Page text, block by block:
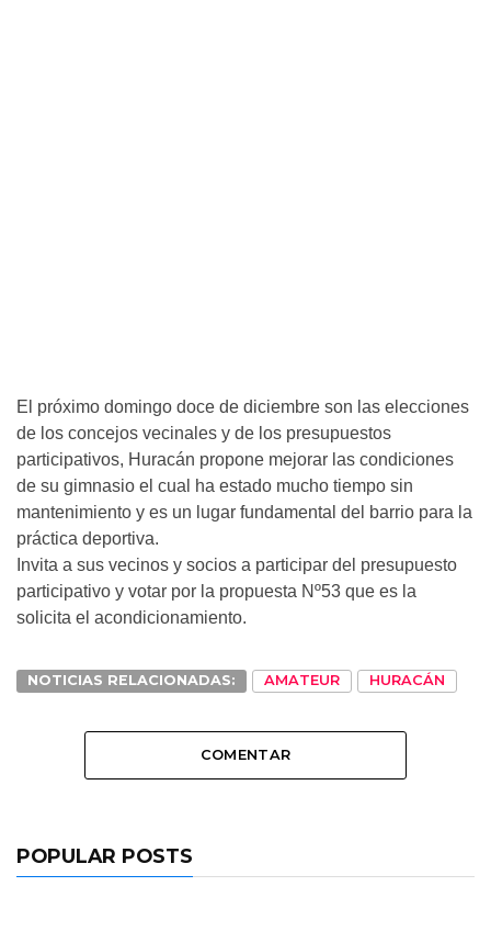
El próximo domingo doce de diciembre son las elecciones
de los concejos vecinales y de los presupuestos
participativos, Huracán propone mejorar las condiciones
de su gimnasio el cual ha estado mucho tiempo sin
mantenimiento y es un lugar fundamental del barrio para la
práctica deportiva.
Invita a sus vecinos y socios a participar del presupuesto
participativo y votar por la propuesta Nº53 que es la
solicita el acondicionamiento.
NOTICIAS RELACIONADAS: AMATEUR HURACÁN
COMENTAR
POPULAR POSTS